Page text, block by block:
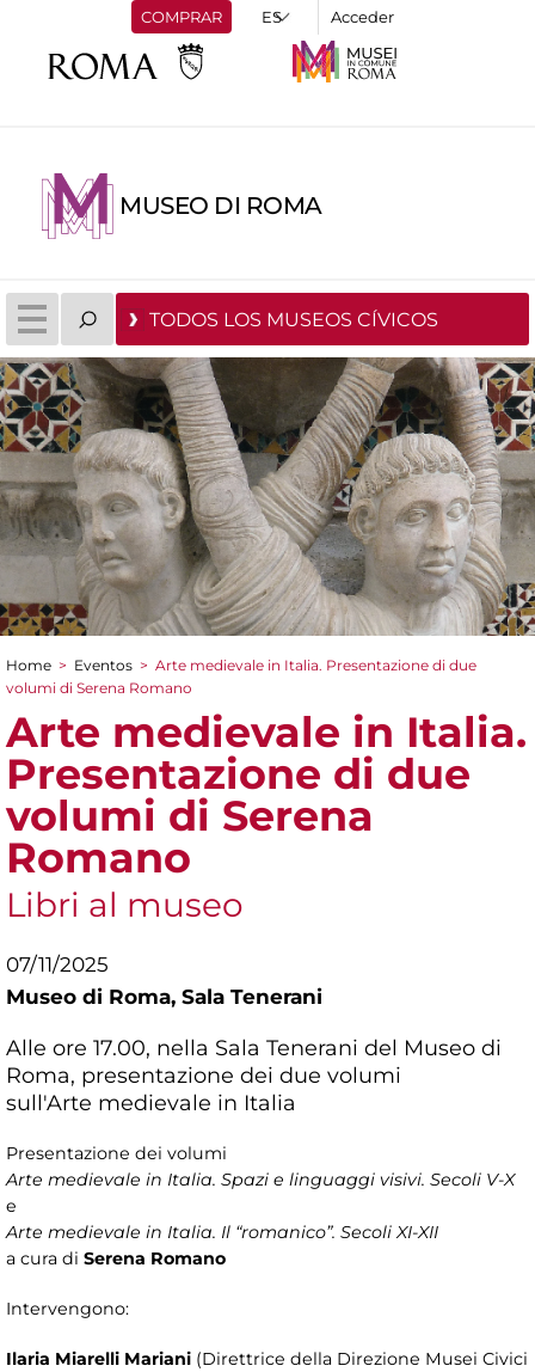
COMPRAR Acceder
MUSEO DI ROMA
TODOS LOS MUSEOS CÍVICOS
You are here
Home > Eventos > Arte medievale in Italia. Presentazione di due
volumi di Serena Romano
Arte medievale in Italia.
Presentazione di due
volumi di Serena
Romano
Libri al museo
07/11/2025
Museo di Roma, Sala Tenerani
Alle ore 17.00, nella Sala Tenerani del Museo di
Roma, presentazione dei due volumi
sull'Arte medievale in Italia
Presentazione dei volumi
Arte medievale in Italia. Spazi e linguaggi visivi. Secoli V-X
e
Arte medievale in Italia. Il “romanico”. Secoli XI-XII
a cura di Serena Romano
Intervengono:
Ilaria Miarelli Mariani (Direttrice della Direzione Musei Civici